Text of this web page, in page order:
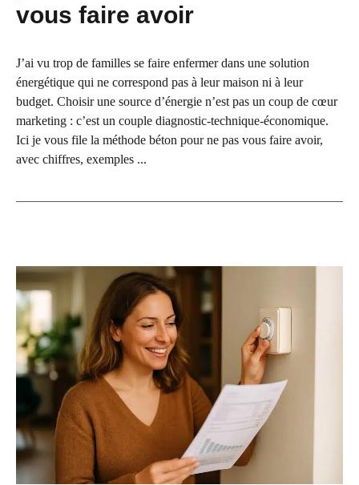
vous faire avoir
J’ai vu trop de familles se faire enfermer dans une solution
énergétique qui ne correspond pas à leur maison ni à leur
budget. Choisir une source d’énergie n’est pas un coup de cœur
marketing : c’est un couple diagnostic-technique-économique.
Ici je vous file la méthode béton pour ne pas vous faire avoir,
avec chiffres, exemples ...